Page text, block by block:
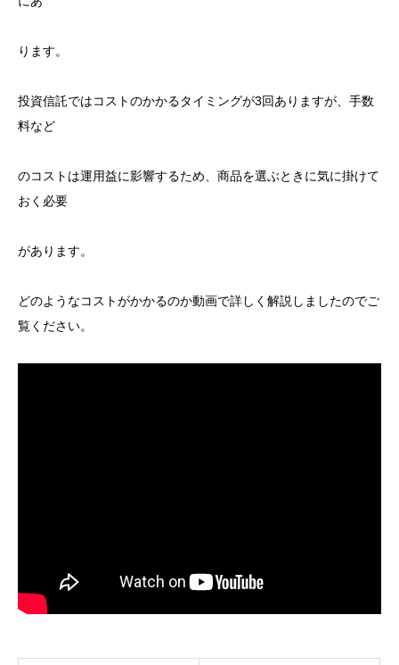
ります。
投資信託ではコストのかかるタイミングが3回ありますが、手数
料など
のコストは運用益に影響するため、商品を選ぶときに気に掛けて
おく必要
があります。
どのようなコストがかかるのか動画で詳しく解説しましたのでご
覧ください。